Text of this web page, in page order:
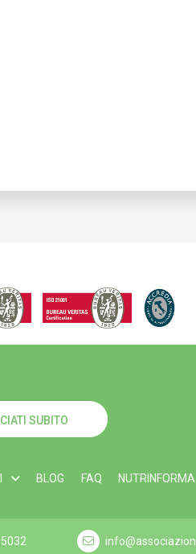
SUBITO
BLOG FAQ NUTRINFORMA